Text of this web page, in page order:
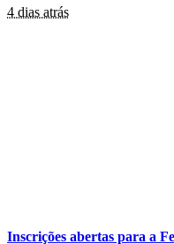
4 dias atrás
Inscrições abertas para a